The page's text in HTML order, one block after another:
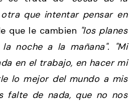
que intentar pensar en
que le cambien "los planes
noche a la mañana".
"Mi
en el trabajo, en hacer mi
lo mejor del mundo a mis
falte de nada, que no nos